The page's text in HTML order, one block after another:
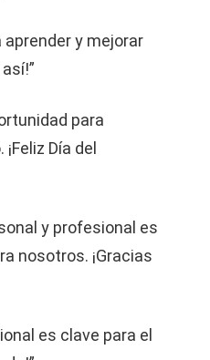
aprender y mejorar
para
Día del
y profesional es
nosotros. ¡Gracias
es clave para el